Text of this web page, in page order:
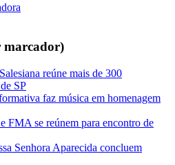
marcador)
reúne mais de 300
SP
faz música em homenagem
FMA se reúnem para encontro de
Senhora Aparecida concluem